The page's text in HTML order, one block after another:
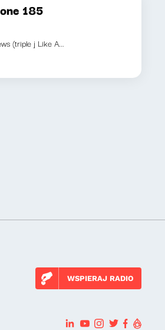
185
(triple j Like A...
WSPIERAJ RADIO